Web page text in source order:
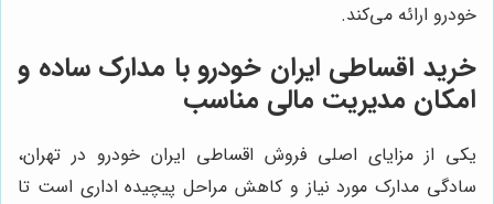
خودرو ارائه می‌کند.
خرید اقساطی ایران خودرو با مدارک ساده و
امکان مدیریت مالی مناسب
یکی از مزایای اصلی فروش اقساطی ایران خودرو در تهران،
سادگی مدارک مورد نیاز و کاهش مراحل پیچیده اداری است تا